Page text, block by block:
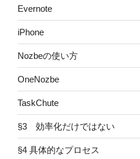
Evernote
iPhone
Nozbeの使い方
OneNozbe
TaskChute
§3 効率化だけではない
§4 具体的なプロセス